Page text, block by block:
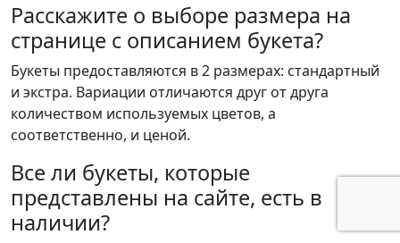
Расскажите о выборе размера на
странице с описанием букета?
Букеты предоставляются в 2 размерах: стандартный
и экстра. Вариации отличаются друг от друга
количеством используемых цветов, а
соответственно, и ценой.
Все ли букеты, которые
представлены на сайте, есть в
наличии?